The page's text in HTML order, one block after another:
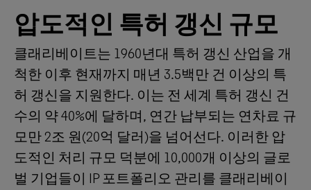
압도적인 특허 갱신 규모
클래리베이트는 1960년대 특허 갱신 산업을 개
척한 이후 현재까지 매년 3.5백만 건 이상의 특
허 갱신을 지원한다. 이는 전 세계 특허 갱신 건
수의 약 40%에 달하며, 연간 납부되는 연차료 규
모만 2조 원(20억 달러)을 넘어선다. 이러한 압
도적인 처리 규모 덕분에 10,000개 이상의 글로
벌 기업들이 IP 포트폴리오 관리를 클래리베이